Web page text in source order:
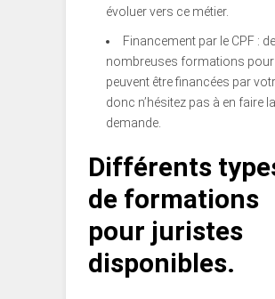
évoluer vers ce métier.
Financement par le CPF : de
nombreuses formations
peuvent être financées par
donc n’hésitez pas à en faire la
demande.
Différents
de formations
pour juristes
disponibles.